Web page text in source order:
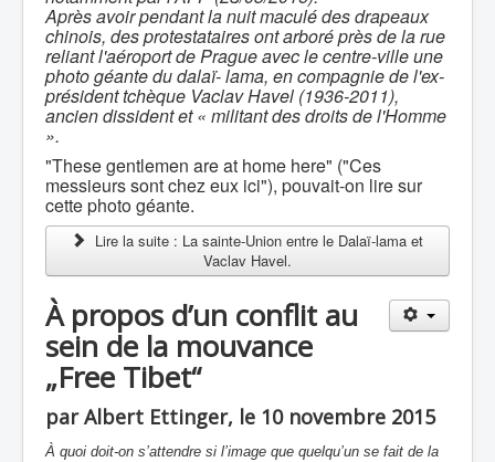
Après avoir pendant la nuit maculé des drapeaux
chinois, des protestataires ont arboré près de la rue
reliant l'aéroport de Prague avec le centre-ville une
photo géante du dalaï- lama, en compagnie de l'ex-
président tchèque Vaclav Havel (1936-2011),
ancien dissident et « militant des droits de l'Homme
».
"These gentlemen are at home here" ("Ces
messieurs sont chez eux ici"), pouvait-on lire sur
cette photo géante.
Lire la suite : La sainte-Union entre le Dalaï-lama et
Vaclav Havel.
À propos d’un conflit au
sein de la mouvance
„Free Tibet“
par Albert Ettinger, le 10 novembre 2015
À quoi doit-on s’attendre si l’image que quelqu’un se fait de la